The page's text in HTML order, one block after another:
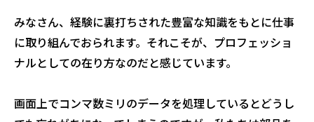
みなさん、経験に裏打ちされた豊富な知識をもとに仕事
に取り組んでおられます。それこそが、プロフェッショ
ナルとしての在り方なのだと感じています。
画面上でコンマ数ミリのデータを処理しているとどうし